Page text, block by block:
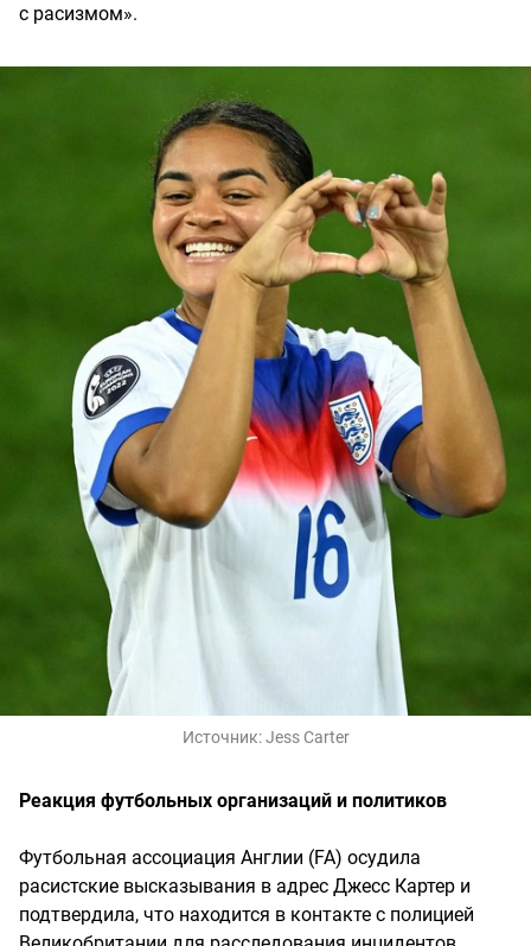
с расизмом».
Источник:Jess Carter
Реакция футбольных организаций и политиков
Футбольная ассоциация Англии (FA) осудила
расистские высказывания в адрес Джесс Картер и
подтвердила, что находится в контакте с полицией